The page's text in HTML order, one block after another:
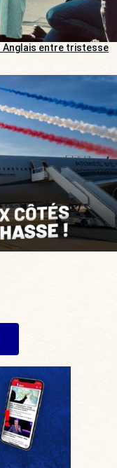
Anglais entre tristesse